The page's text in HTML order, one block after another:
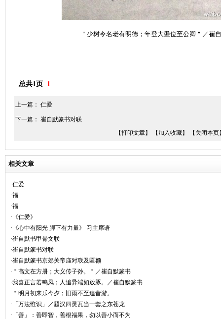
＂少树令名老有明德；年登大耋位至公卿＂／崔
总共1页 1
上一篇： 仁爱
下一篇： 崔自默篆书对联
【打印文章】
【加入收藏】 【关闭本页
相关文章
·仁爱
·福
·福
·《仁爱》
·《心中有阳光 脚下有力量》 习主席语
·崔自默书甲骨文联
·崔自默篆书对联
·崔自默篆书京郊关帝庙对联及匾额
·＂高文在方册；大义传子孙。＂／崔自默篆书
·我喜正言若鸣凤；人追异端如放豚。／崔自默篆书
·＂明月初来乐今夕；旧雨不至追昔游。
·「万法惟识」／题汉四灵瓦当一套之东苍龙
·「善」：善即智，善根福果，勿以善小而不为